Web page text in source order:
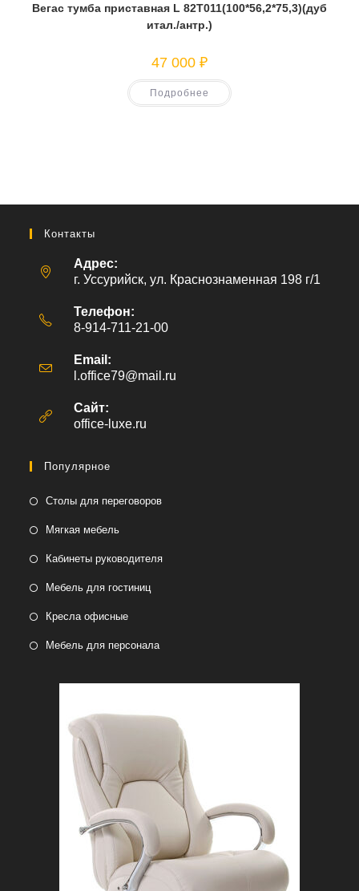
Вегас тумба приставная L 82T011(100*56,2*75,3)(дуб
итал./антр.)
47 000 ₽
Подробнее
Контакты
Адрес:
г. Уссурийск, ул. Краснознаменная 198 г/1
Телефон:
8-914-711-21-00
Email:
l.office79@mail.ru
Сайт:
office-luxe.ru
Популярное
Столы для переговоров
Мягкая мебель
Кабинеты руководителя
Мебель для гостиниц
Кресла офисные
Мебель для персонала